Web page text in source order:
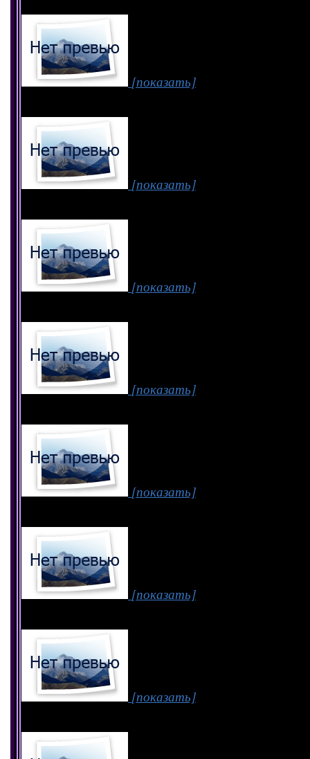
[показать]
[показать]
[показать]
[показать]
[показать]
[показать]
[показать]